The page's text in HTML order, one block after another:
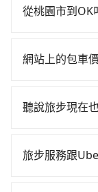
鐘。抵達高鐵
分鐘出站、等
行，高鐵加轉
人至少額外負
時不需要閉目
$115~205承租
回），雖已將
Yaris、Prius C
從桃園市到OK
灣大車隊、
隊等叫車看看
數量約為桃園
網站上的包車
乘客險、司機
聽說旅步現在
保證出車的共
旅步服務跟